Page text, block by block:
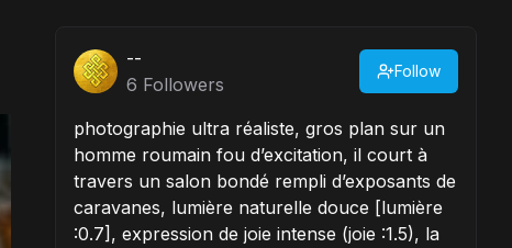
--
6 Followers
Follow
photographie ultra réaliste, gros plan sur un
homme roumain fou d’excitation, il court à
travers un salon bondé rempli d’exposants de
caravanes, lumière naturelle douce [lumière
:0.7], expression de joie intense (joie :1.5), la